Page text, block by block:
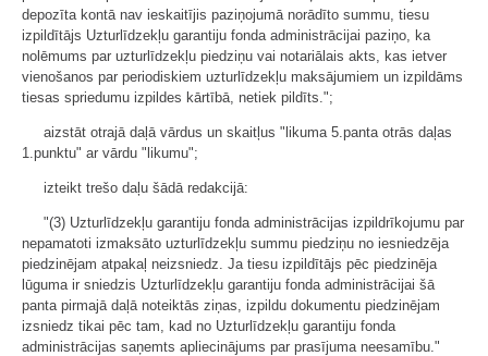
depozīta kontā nav ieskaitījis paziņojumā norādīto summu, tiesu
izpildītājs Uzturlīdzekļu garantiju fonda administrācijai paziņo, ka
nolēmums par uzturlīdzekļu piedziņu vai notariālais akts, kas ietver
vienošanos par periodiskiem uzturlīdzekļu maksājumiem un izpildāms
tiesas spriedumu izpildes kārtībā, netiek pildīts.";
aizstāt otrajā daļā vārdus un skaitļus "likuma 5.panta otrās daļas
1.punktu" ar vārdu "likumu";
izteikt trešo daļu šādā redakcijā:
"(3) Uzturlīdzekļu garantiju fonda administrācijas izpildrīkojumu par
nepamatoti izmaksāto uzturlīdzekļu summu piedziņu no iesniedzēja
piedzinējam atpakaļ neizsniedz. Ja tiesu izpildītājs pēc piedzinēja
lūguma ir sniedzis Uzturlīdzekļu garantiju fonda administrācijai šā
panta pirmajā daļā noteiktās ziņas, izpildu dokumentu piedzinējam
izsniedz tikai pēc tam, kad no Uzturlīdzekļu garantiju fonda
administrācijas saņemts apliecinājums par prasījuma neesamību."